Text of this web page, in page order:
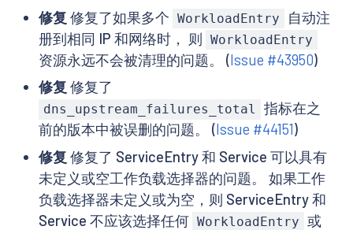
修复 修复了如果多个 WorkloadEntry
自动注
册到相同 IP 和网络时， 则 WorkloadEntry
资源永远不会被清理的问题。 (Issue #43950)
修复 修复了
dns_upstream_failures_total
指标在之
前的版本中被误删的问题。 (Issue #44151)
修复 修复了 ServiceEntry 和 Service 可以具有
未定义或空工作负载选择器的问题。 如果工作
负载选择器未定义或为空，则 ServiceEntry 和
Service 不应该选择任何 WorkloadEntry 或